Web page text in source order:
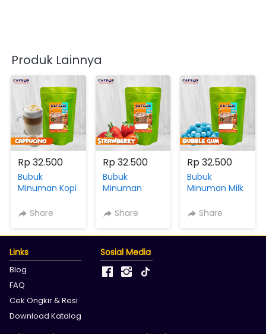
Produk Lainnya
Rp 32.500
Bubuk
Minuman Kopi
Cappucino
Powder Drink
gram
Share
Rp 32.500
Bubuk
Minuman
Rasa
3IN1 MIX Gula
Cafeos
Powder Drink
Kemasan 500
Share
Rp 32.500
Bubuk
Minuman Milk
Gum Cafeos
Kemasan 500
Share
Links
Blog
FAQ
Cek Ongkir & Resi
Download Katalog
Sosial Media